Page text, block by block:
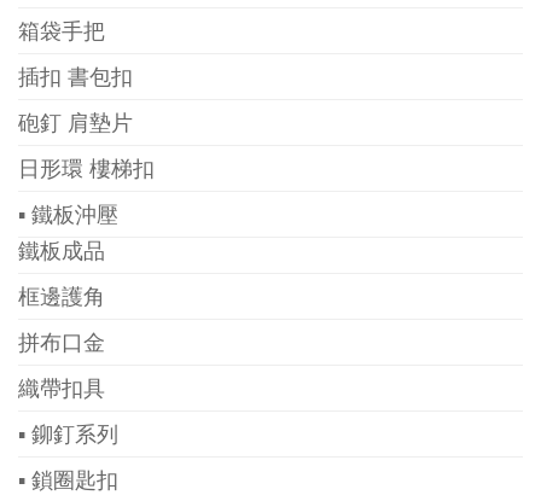
箱袋手把
插扣 書包扣
砲釘 肩墊片
日形環 樓梯扣
▪ 鐵板沖壓
鐵板成品
框邊護角
拼布口金
織帶扣具
▪ 鉚釘系列
▪ 鎖圈匙扣